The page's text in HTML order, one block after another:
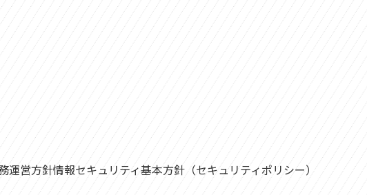
運営方針情報セキュリティ基本方針（セキュリティポリシー）